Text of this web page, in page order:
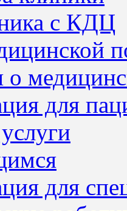
с КДЦ
о
для
для